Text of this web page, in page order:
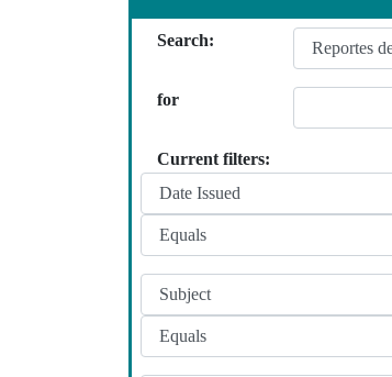
Search:
for
Current filters: